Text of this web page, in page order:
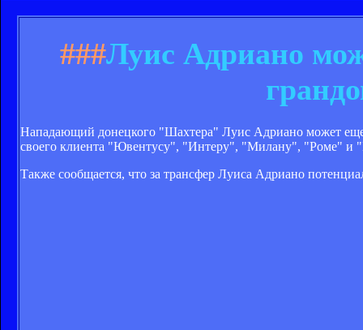
###Луис Адриано
Нападающий донецкого "Шахтера" Луис Адриано может еще
своего клиента "Ювентусу", "Интеру", "Милану", "Роме" и
Также сообщается, что за трансфер Луиса Адриано